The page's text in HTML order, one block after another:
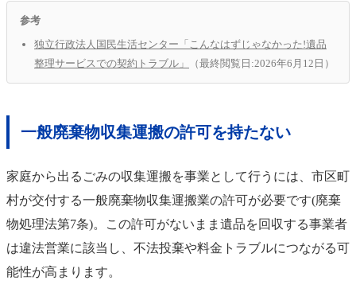
参考
独立行政法人国民生活センター「こんなはずじゃなかった!遺品
整理サービスでの契約トラブル」
（最終閲覧日:2026年6月12日）
一般廃棄物収集運搬の許可を持たない
家庭から出るごみの収集運搬を事業として行うには、市区町
村が交付する一般廃棄物収集運搬業の許可が必要です(廃棄
物処理法第7条)。この許可がないまま遺品を回収する事業者
は違法営業に該当し、不法投棄や料金トラブルにつながる可
能性が高まります。